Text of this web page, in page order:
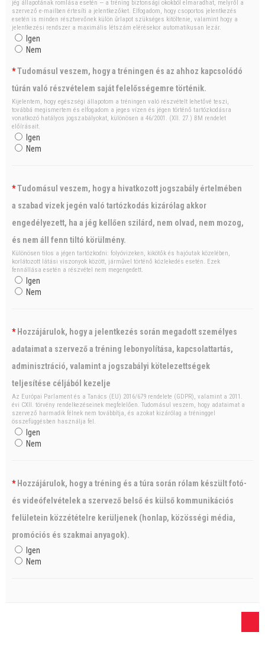
jég állapotának romlása esetén — a tréning biztonsági okokból elmaradhat, melyről a
szervező e-mailben értesíti a jelentkezőket. Elfogadom, hogy csoportos jelentkezés
esetén is minden résztvevőnek külön űrlapot szükséges kitöltenie, valamint hogy a
jelentkezési rendszer a maximális létszám elérésekor automatikusan lezár.
Igen
Nem
*Tudomásul veszem, hogy a tréningen és az ahhoz kapcsolódó
túrán való részvételem saját felelősségemre történik.
Kijelentem, hogy egészségi állapotom a tréningen való részvételt lehetővé teszi,
továbbá megismertem és elfogadom a jeges vízen és jégen történő tartózkodásra
vonatkozó hatályos jogszabályokat, különösen a 46/2001. (XII. 27.) BM rendelet
előírásait.
Igen
Nem
*Tudomásul veszem, hogy a hivatkozott jogszabály értelmében
a szabad vizek jegén való tartózkodás kizárólag akkor
engedélyezett, ha a jég kellően szilárd, nem olvad, nem mozog,
és nem áll fenn tiltó körülmény.
Különösen tilos a jégen tartózkodni: folyóvizeken, kikötők és hajóutak közelében,
korlátozott látási viszonyok között, járművel történő közlekedés esetén. Ezek
fennállása esetén a részvétel nem megengedett.
Igen
Nem
*Hozzájárulok, hogy a jelentkezés során megadott személyes
adataimat a szervező a tréning lebonyolítása, kapcsolattartás,
adminisztráció, valamint a jogszabályi kötelezettségek
teljesítése céljából kezelje
Az Európai Parlament és a Tanács (EU) 2016/679 rendelete (GDPR), valamint a 2011.
évi CXII. törvény rendelkezéseinek megfelelően. Tudomásul veszem, hogy adataimat a
szervező harmadik félnek nem továbbítja, és azokat kizárólag a tréninggel
összefüggésben használja fel.
Igen
Nem
*Hozzájárulok, hogy a tréning és a túra során rólam készült fotó-
és videófelvételek a szervező belső és külső kommunikációs
felületein közzétételre kerüljenek (honlap, közösségi média,
promóciós és szakmai anyagok).
Igen
Nem